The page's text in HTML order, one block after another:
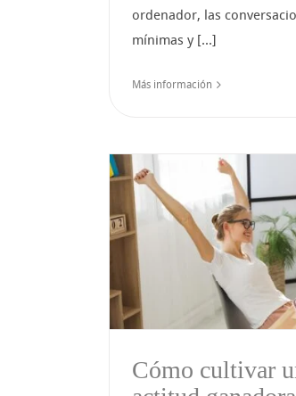
ordenador, las
mínimas y [...]
Más información
Mujeres
sus
Cómo cultivar